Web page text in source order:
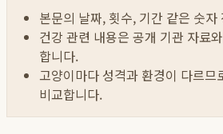
본문의 날짜, 횟수, 기간 같은 숫
건강 관련 내용은 공개 기관 자료
합니다.
고양이마다 성격과 환경이 다르므
비교합니다.